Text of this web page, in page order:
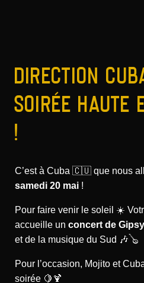
Direction
soirée haute
!
C’est à Cuba 🇨🇺 que nous
samedi 20 mai !
Pour faire venir le soleil ☀️
accueille un concert de
et de la musique du Sud 🎶🪕
Pour l’occasion, Mojito et
soirée 🍋🍹